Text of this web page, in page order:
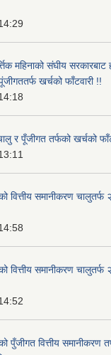
महिनाको संघीय सरकारबाट
खर्चको फाँटवारी !!
र पूँजीगत तर्फको खर्चको
वित्तीय समानीकरण चालुतर्फ
वित्तीय समानीकरण चालुतर्फ
पुँजीगत वित्तीय समानीकरण